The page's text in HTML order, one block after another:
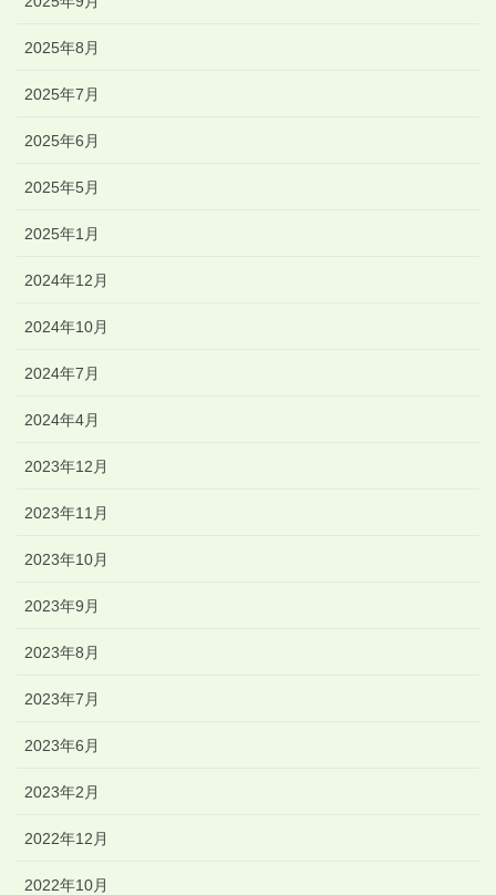
2025年8月
2025年7月
2025年6月
2025年5月
2025年1月
2024年12月
2024年10月
2024年7月
2024年4月
2023年12月
2023年11月
2023年10月
2023年9月
2023年8月
2023年7月
2023年6月
2023年2月
2022年12月
2022年10月